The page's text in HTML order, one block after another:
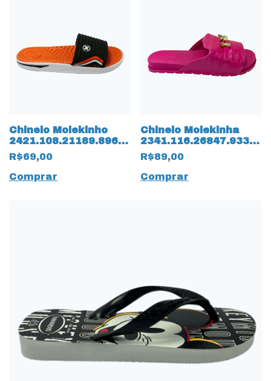
Chinelo Molekinho
2421.108.21189.89661
Slide 15837
Preto/Laranja
R$69,00
Comprar
Chinelo Molekinha
2341.116.26847.93371
Napa Oceâno Verniz
15834 Pink
R$89,00
Comprar